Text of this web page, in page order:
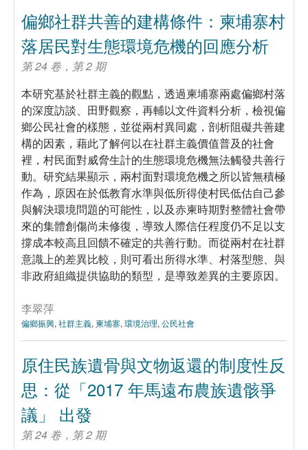
偏鄉社群共善的建構條件：柬埔寨村
落居民對生態環境危機的回應分析
第 24 卷，第 2 期
本研究基於社群主義的觀點，透過柬埔寨兩處偏鄉村落
的深度訪談、田野觀察，再輔以文件資料分析，檢視偏
鄉公民社會的樣態，並從兩村異同處，剖析阻礙共善建
構的因素，藉此了解何以在社群主義價值普及的社會
裡，村民面對威脅生計的生態環境危機無法觸發共善行
動。研究結果顯示，兩村面對環境危機之所以皆無積極
作為，原因在於低教育水準與低所得使村民低估自己參
與解決環境問題的可能性，以及赤柬時期對整體社會帶
來的集體創傷尚未修復，導致人際信任程度仍不足以支
撐成本較高且回饋不確定的共善行動。而從兩村在社群
意識上的差異比較，則可看出所得水準、村落型態、與
非政府組織提供協助的類型，是導致差異的主要原因。
李翠萍
偏鄉振興, 社群主義, 柬埔寨, 環境治理, 公民社會
原住民族遺骨與文物返還的制度性反
思：從「2017 年馬遠布農族遺骸爭
議」 出發
第 24 卷，第 2 期